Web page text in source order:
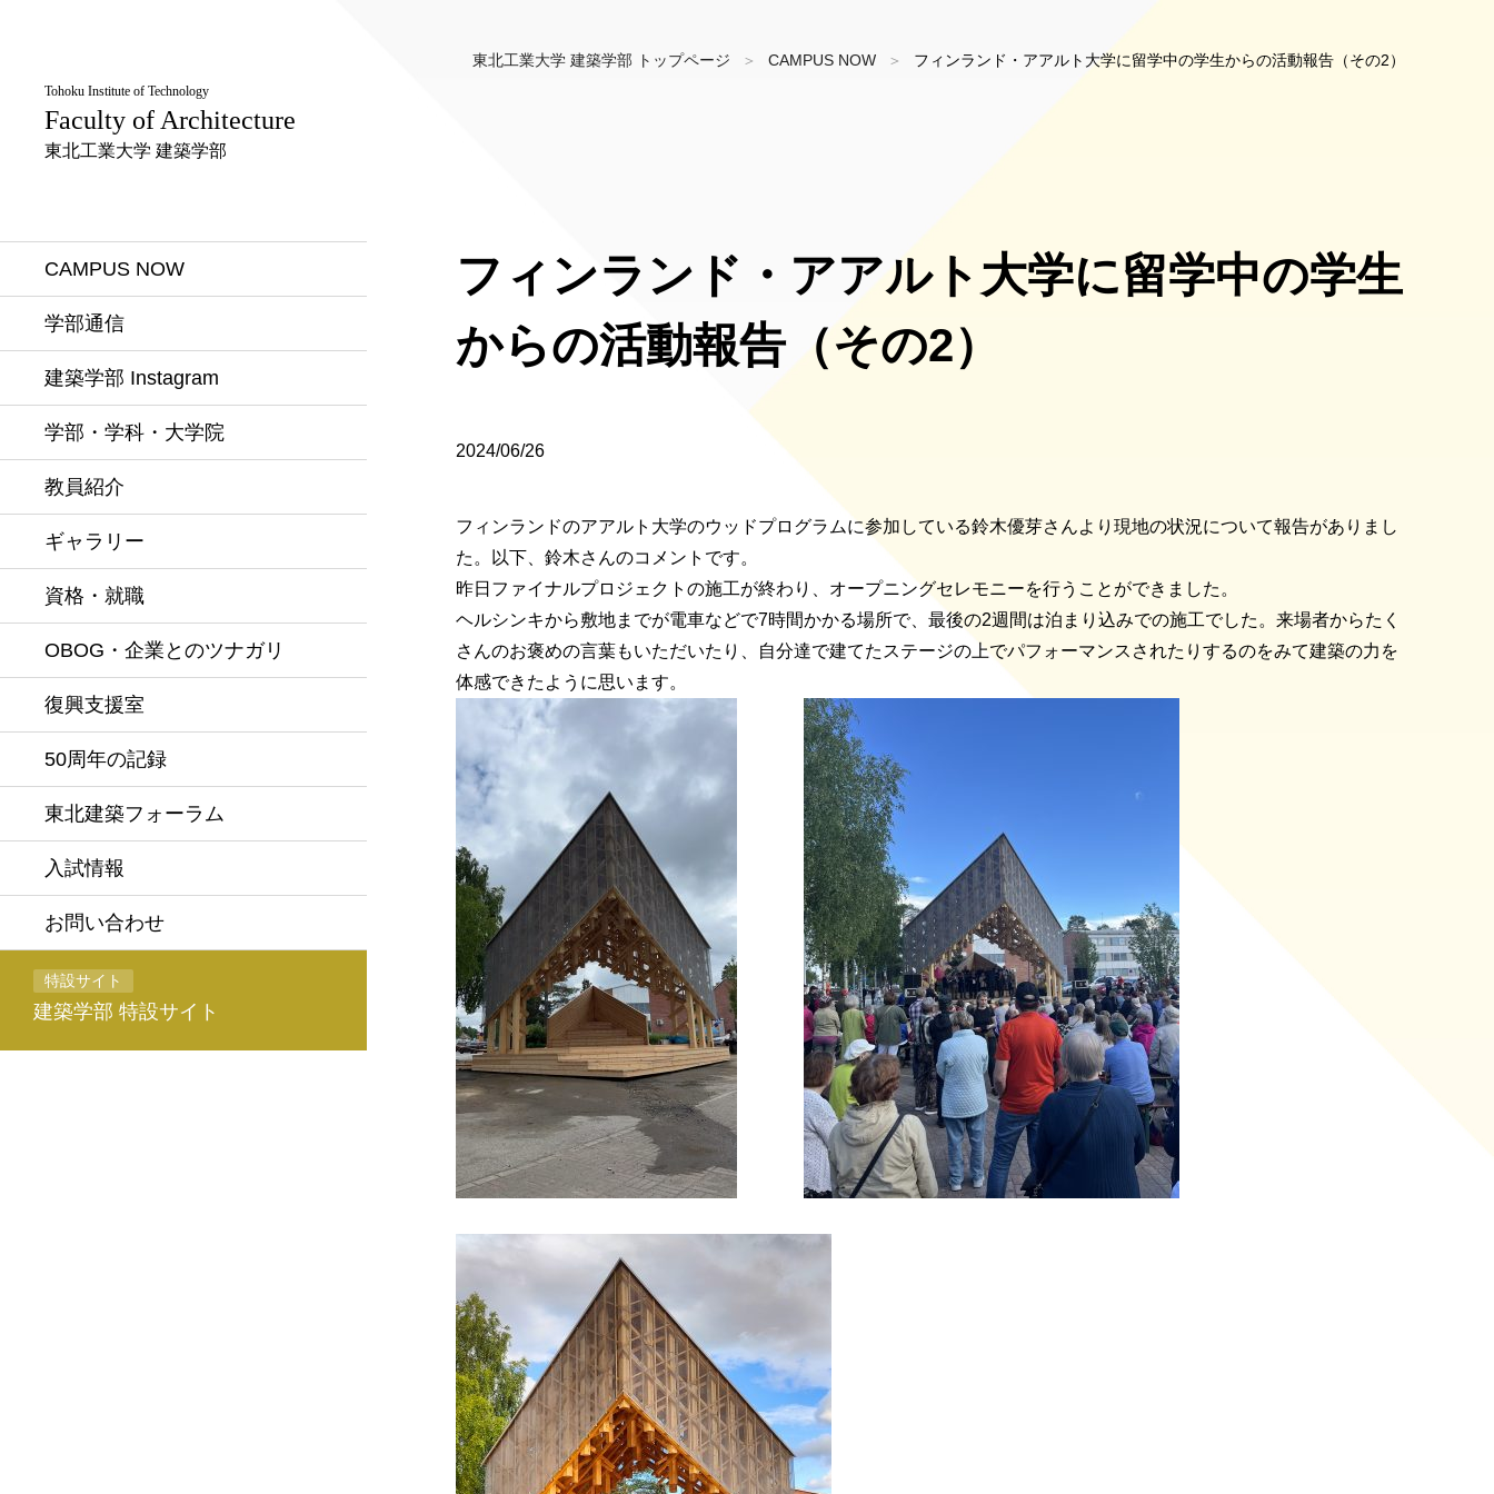
Tohoku Institute of Technology
Faculty of Architecture
東北工業大学 建築学部
CAMPUS NOW
学部通信
建築学部 Instagram
学部・学科・大学院
教員紹介
ギャラリー
資格・就職
OBOG・企業とのツナガリ
復興支援室
50周年の記録
東北建築フォーラム
入試情報
お問い合わせ
特設サイト
建築学部 特設サイト
東北工業大学 建築学部 トップページ CAMPUS NOW フィンランド・アアルト大学に留学中の学生からの活動報告（その2）
フィンランド・アアルト大学に留学中の学生
からの活動報告（その2）
2024/06/26
フィンランドのアアルト大学のウッドプログラムに参加している鈴木優芽さんより現地の状況について報告がありまし
た。以下、鈴木さんのコメントです。
昨日ファイナルプロジェクトの施工が終わり、オープニングセレモニーを行うことができました。
ヘルシンキから敷地までが電車などで7時間かかる場所で、最後の2週間は泊まり込みでの施工でした。来場者からたく
さんのお褒めの言葉もいただいたり、自分達で建てたステージの上でパフォーマンスされたりするのをみて建築の力を
体感できたように思います。